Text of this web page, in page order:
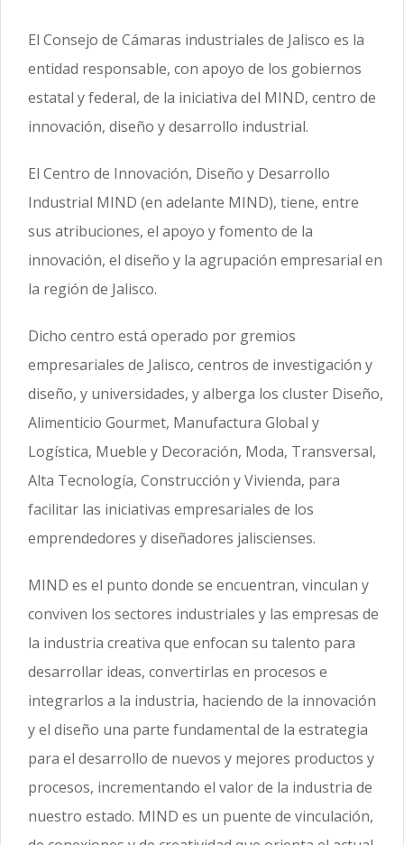
El Consejo de Cámaras industriales de Jalisco es la
entidad responsable, con apoyo de los gobiernos
estatal y federal, de la iniciativa del MIND, centro de
innovación, diseño y desarrollo industrial.
El Centro de Innovación, Diseño y Desarrollo
Industrial MIND (en adelante MIND), tiene, entre
sus atribuciones, el apoyo y fomento de la
innovación, el diseño y la agrupación empresarial en
la región de Jalisco.
Dicho centro está operado por gremios
empresariales de Jalisco, centros de investigación y
diseño, y universidades, y alberga los cluster Diseño,
Alimenticio Gourmet, Manufactura Global y
Logística, Mueble y Decoración, Moda, Transversal,
Alta Tecnología, Construcción y Vivienda, para
facilitar las iniciativas empresariales de los
emprendedores y diseñadores jaliscienses.
MIND es el punto donde se encuentran, vinculan y
conviven los sectores industriales y las empresas de
la industria creativa que enfocan su talento para
desarrollar ideas, convertirlas en procesos e
integrarlos a la industria, haciendo de la innovación
y el diseño una parte fundamental de la estrategia
para el desarrollo de nuevos y mejores productos y
procesos, incrementando el valor de la industria de
nuestro estado. MIND es un puente de vinculación,